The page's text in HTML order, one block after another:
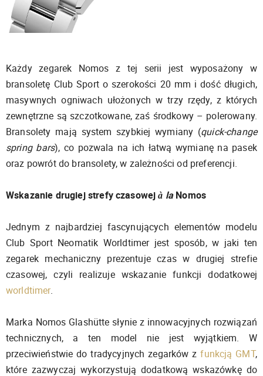
Każdy zegarek Nomos z tej serii jest wyposażony w
bransoletę Club Sport o szerokości 20 mm i dość długich,
masywnych ogniwach ułożonych w trzy rzędy, z których
zewnętrzne są szczotkowane, zaś środkowy – polerowany.
Bransolety mają system szybkiej wymiany (quick-change
spring bars), co pozwala na ich łatwą wymianę na pasek
oraz powrót do bransolety, w zależności od preferencji.
Wskazanie drugiej strefy czasowejà laNomos
Jednym z najbardziej fascynujących elementów modelu
Club Sport Neomatik Worldtimer jest sposób, w jaki ten
zegarek mechaniczny prezentuje czas w drugiej strefie
czasowej, czyli realizuje wskazanie funkcji dodatkowej
worldtimer.
Marka Nomos Glashütte słynie z innowacyjnych rozwiązań
technicznych, a ten model nie jest wyjątkiem. W
przeciwieństwie do tradycyjnych zegarków zfunkcją GMT,
które zazwyczaj wykorzystują dodatkową wskazówkę do